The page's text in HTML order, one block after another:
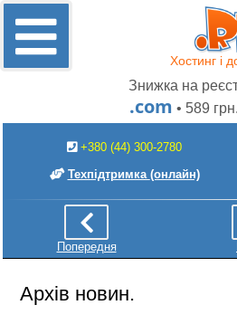
Хостинг і
Знижка на
.com • 589 грн.
+380 (44) 300-2780
Техпідтримка (онлайн)
Попередня
Архів новин.